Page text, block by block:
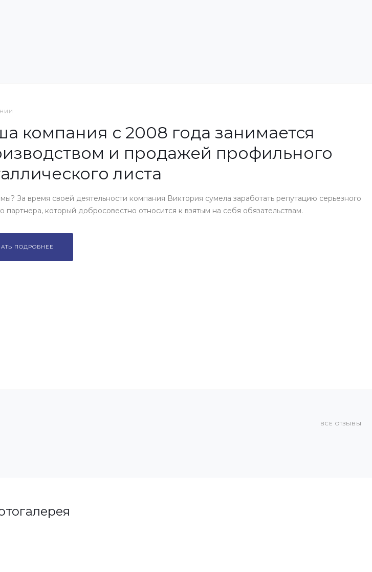
компания с 2008 года занимается
и продажей профильного
листа
За время своей деятельности компания Виктория сумела заработать репутацию серьезного
партнера, который добросовестно относится к взятым на себя обязательствам.
ПОДРОБНЕЕ
ВСЕ ОТЗЫВЫ